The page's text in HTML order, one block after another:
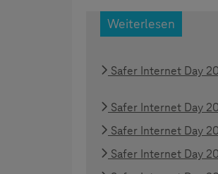
Weiterlesen
Safer Internet Day
Safer Internet Day
Safer Internet Day
Safer Internet Day